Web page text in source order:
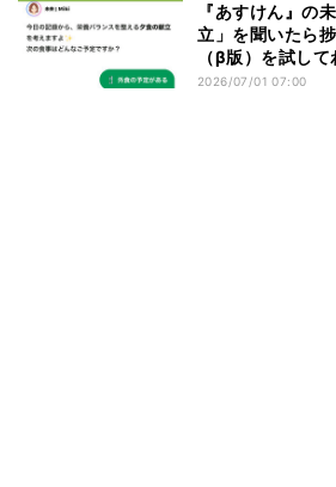
『あすけん』の
立」を聞いたら
（β版）を試し
2026/07/01 07:00